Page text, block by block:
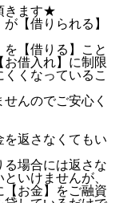
きます★
【借りられる】
【借りる】こと
借入れ】に制限
くなっているこ
んのでご安心く
返さなくてもい
場合には返さな
いけませんが、
【お金】をご融資